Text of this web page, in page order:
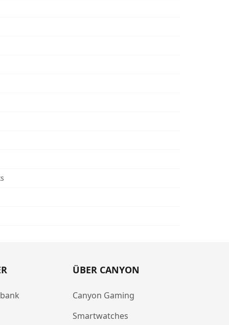
ÜBER CANYON
Canyon Gaming
Smartwatches